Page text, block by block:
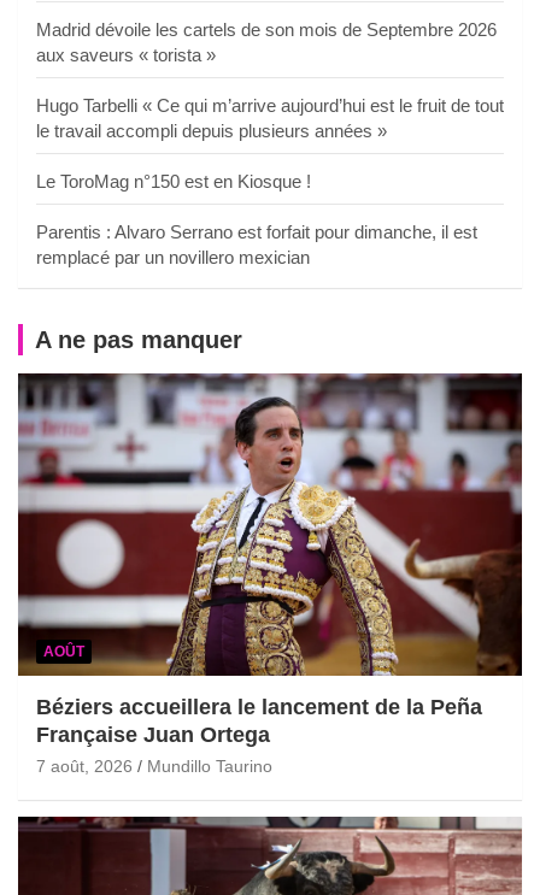
Madrid dévoile les cartels de son mois de Septembre 2026
aux saveurs « torista »
Hugo Tarbelli « Ce qui m’arrive aujourd’hui est le fruit de tout
le travail accompli depuis plusieurs années »
Le ToroMag n°150 est en Kiosque !
Parentis : Alvaro Serrano est forfait pour dimanche, il est
remplacé par un novillero mexician
A ne pas manquer
AOÛT
Béziers accueillera le lancement de la Peña
Française Juan Ortega
7 août, 2026 Mundillo Taurino